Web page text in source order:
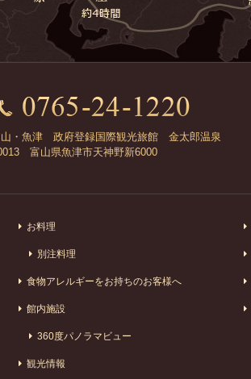
山・魚津 政府登録国際観光旅館 金太郎温泉
富山県魚津市天神野新6000
お料理
別注料理
食物アレルギーをお持ちのお客様へ
館内施設
360度パノラマビュー
観光情報